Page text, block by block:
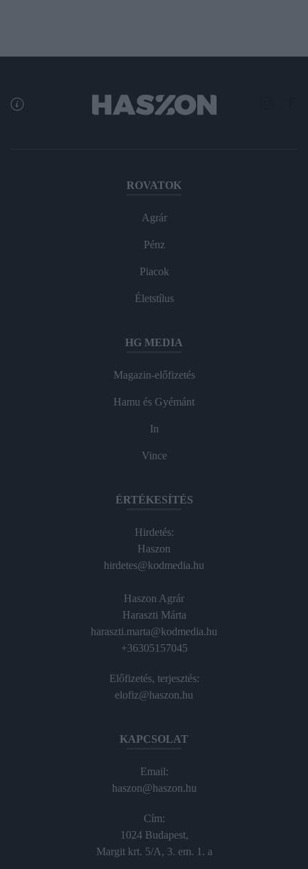
ROVATOK
Agrár
Pénz
Piacok
Életstílus
HG MEDIA
Magazin-előfizetés
Hamu és Gyémánt
In
Vince
ÉRTÉKESÍTÉS
Hirdetés:
Haszon
hirdetes@kodmedia.hu
Haszon Agrár
Haraszti Márta
haraszti.marta@kodmedia.hu
+36305157045
Előfizetés, terjesztés:
elofiz@haszon.hu
KAPCSOLAT
Email:
haszon@haszon.hu
Cím:
1024 Budapest,
Margit krt. 5/A, 3. em. 1. a